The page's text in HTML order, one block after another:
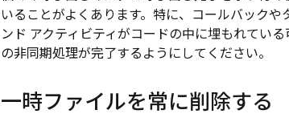
いることがよくあります。特に、コールバック
ンド アクティビティがコードの中に埋もれてい
の非同期処理が完了するようにしてください。
一時ファイルを常に削除する